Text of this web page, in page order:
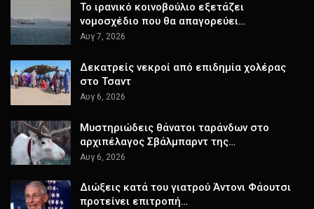
Το ιρανικό κοινοβούλιο εξετάζει
νομοσχέδιο που θα απαγορεύει…
Αυγ 7, 2026
Δεκατρείς νεκροί από επιδημία χολέρας
στο Τσαντ
Αυγ 6, 2026
Μυστηριώδεις θάνατοι ταράνδων στο
αρχιπέλαγος Σβάλμπαρντ της…
Αυγ 6, 2026
Διώξεις κατά του γιατρού Άντονι Φάουτσι
προτείνει επιτροπή…